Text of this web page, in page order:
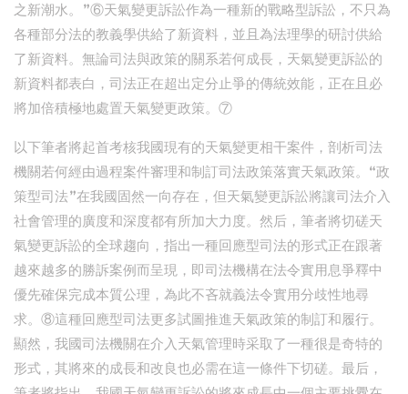
之新潮水。”⑥天氣變更訴訟作為一種新的戰略型訴訟，不只為
各種部分法的教義學供給了新資料，並且為法理學的研討供給
了新資料。無論司法與政策的關系若何成長，天氣變更訴訟的
新資料都表白，司法正在超出定分止爭的傳統效能，正在且必
將加倍積極地處置天氣變更政策。⑦
以下筆者將起首考核我國現有的天氣變更相干案件，剖析司法
機關若何經由過程案件審理和制訂司法政策落實天氣政策。“政
策型司法”在我國固然一向存在，但天氣變更訴訟將讓司法介入
社會管理的廣度和深度都有所加大力度。然后，筆者將切磋天
氣變更訴訟的全球趨向，指出一種回應型司法的形式正在跟著
越來越多的勝訴案例而呈現，即司法機構在法令實用息爭釋中
優先確保完成本質公理，為此不吝就義法令實用分歧性地尋
求。⑧這種回應型司法更多試圖推進天氣政策的制訂和履行。
顯然，我國司法機關在介入天氣管理時采取了一種很是奇特的
形式，其將來的成長和改良也必需在這一條件下切磋。最后，